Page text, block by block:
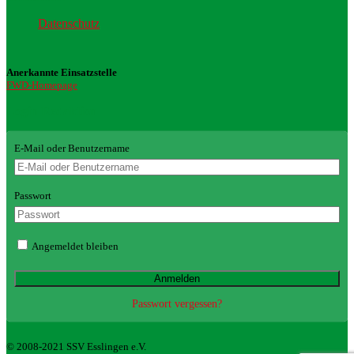
Datenschutz
Anerkannte Einsatzstelle
FWD-Homepage
E-Mail oder Benutzername
Passwort
Angemeldet bleiben
Passwort vergessen?
© 2008-2021 SSV Esslingen e.V.